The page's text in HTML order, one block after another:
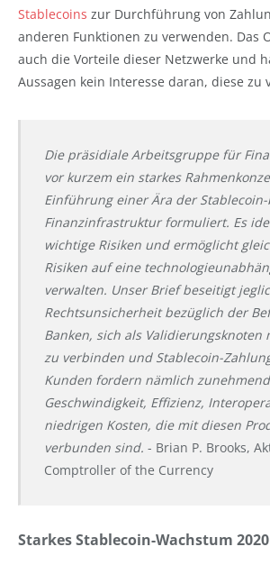
Stablecoins zur Durchführung von
anderen Funktionen zu verwenden. Das
auch die Vorteile dieser Netzwerke und
Aussagen kein Interesse daran, diese zu
Die präsidiale Arbeitsgruppe für
vor kurzem ein starkes
Einführung einer Ära der
Finanzinfrastruktur formuliert. Es
wichtige Risiken und ermöglicht
Risiken auf eine
verwalten. Unser Brief beseitigt
Rechtsunsicherheit bezüglich der
Banken, sich als Validierungsknoten
zu verbinden und Stablecoin-
Kunden fordern nämlich
Geschwindigkeit, Effizienz,
niedrigen Kosten, die mit diesen
verbunden sind. - Brian P. Brooks,
Comptroller of the Currency
Starkes Stablecoin-Wachstum 2020